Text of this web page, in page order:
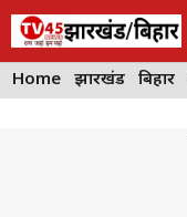
Skip
content
Home झारखंड बिहार